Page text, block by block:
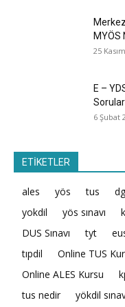
MYÖS
25
E –
6 Şubat
ETİKETLER
ales yös tus
yokdil
yös sınavı
DUS Sınavı
tyt
tıpdil
Online TUS
Online ALES Kursu
tus nedir
yökdil